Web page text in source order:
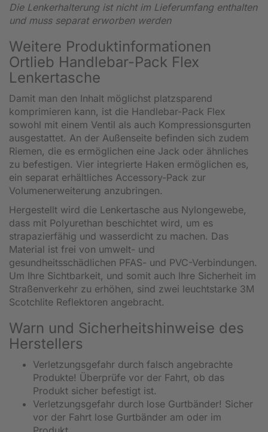
Die Lenkerhalterung ist nicht im Lieferumfang enthalten
und muss separat erworben werden
Weitere Produktinformationen
Ortlieb Handlebar-Pack Flex
Lenkertasche
Damit man den Inhalt möglichst platzsparend
komprimieren kann, ist die Handlebar-Pack Flex
sowohl mit einem Ventil als auch Kompressionsgurten
ausgestattet. An der Außenseite befinden sich zudem
Riemen, die es ermöglichen eine Jack oder ähnliches
zu befestigen. Vier integrierte Haken ermöglichen es,
ein separat erhältliches Accessory-Pack zur
Volumenerweiterung anzubringen.
Hergestellt wird die Lenkertasche aus Nylongewebe,
dass mit Polyurethan beschichtet wird, um es
strapazierfähig und wasserdicht zu machen. Das
Material ist frei von umwelt- und
gesundheitsschädlichen PFAS- und PVC-Verbindungen.
Um Ihre Sichtbarkeit, und somit auch Ihre Sicherheit im
Straßenverkehr zu erhöhen, sind zwei leuchtstarke 3M
Scotchlite Reflektoren angebracht.
Warn und Sicherheitshinweise des
Herstellers
Verletzungsgefahr durch falsch angebrachte
Produkte! Überprüfe vor der Fahrt, ob das
Produkt sicher befestigt ist.
Verletzungsgefahr durch lose Gurtbänder! Sicher
vor der Fahrt lose Gurtbänder am oder im